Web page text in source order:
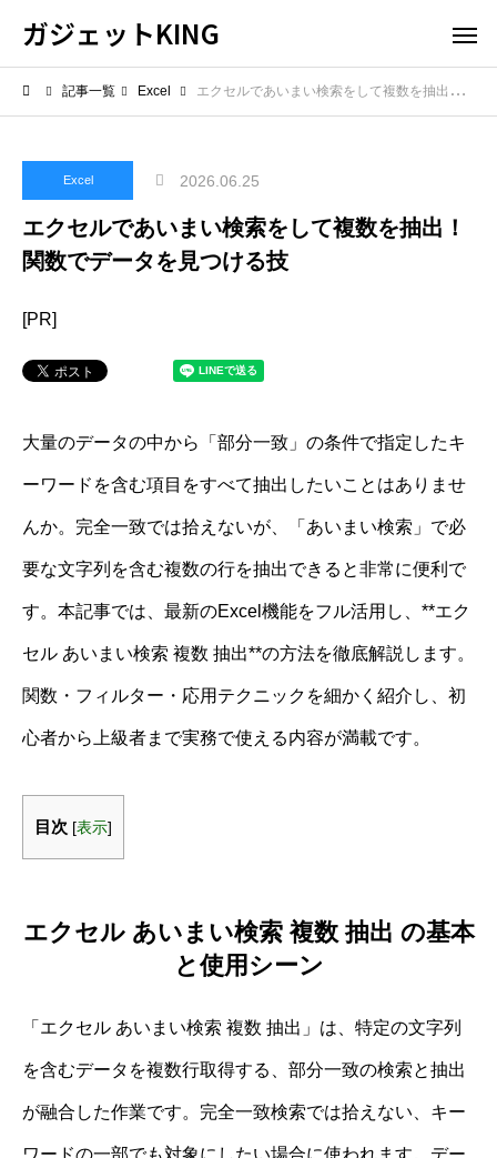
ガジェットKING
記事一覧 Excel エクセルであいまい検索をして複数を抽出！関数でデータを見つける技
Excel 2026.06.25
エクセルであいまい検索をして複数を抽出！
関数でデータを見つける技
[PR]
大量のデータの中から「部分一致」の条件で指定したキ
ーワードを含む項目をすべて抽出したいことはありませ
んか。完全一致では拾えないが、「あいまい検索」で必
要な文字列を含む複数の行を抽出できると非常に便利で
す。本記事では、最新のExcel機能をフル活用し、**エク
セル あいまい検索 複数 抽出**の方法を徹底解説します。
関数・フィルター・応用テクニックを細かく紹介し、初
心者から上級者まで実務で使える内容が満載です。
目次 [表示]
エクセル あいまい検索 複数 抽出 の基本
と使用シーン
「エクセル あいまい検索 複数 抽出」は、特定の文字列
を含むデータを複数行取得する、部分一致の検索と抽出
が融合した作業です。完全一致検索では拾えない、キー
ワードの一部でも対象にしたい場合に使われます。デー